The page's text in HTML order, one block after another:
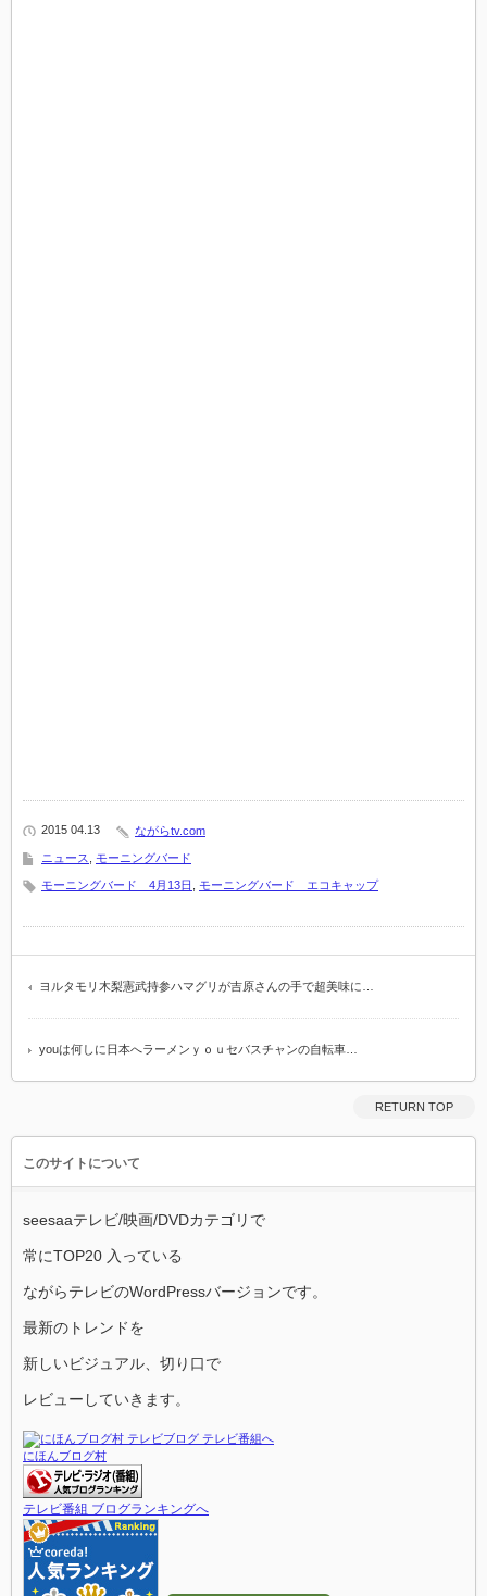
2015 04.13 ながらtv.com
ニュース モーニングバード
モーニングバード 4月13日 モーニングバード エコキャップ
ヨルタモリ木梨憲武持参ハマグリが吉原さんの手で超美味に…
youは何しに日本へラーメンｙｏｕセバスチャンの自転車…
RETURN TOP
このサイトについて
seesaaテレビ/映画/DVDカテゴリで
常にTOP20 入っている
ながらテレビのWordPressバージョンです。
最新のトレンドを
新しいビジュアル、切り口で
レビューしていきます。
にほんブログ村
テレビ番組 ブログランキングへ